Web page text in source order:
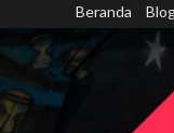
content
Beranda